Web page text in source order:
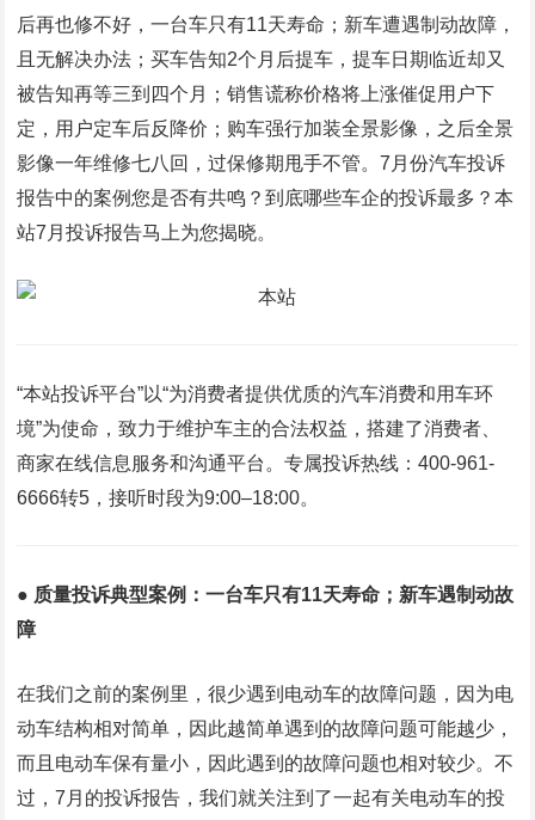
后再也修不好，一台车只有11天寿命；新车遭遇制动故障，
且无解决办法；买车告知2个月后提车，提车日期临近却又
被告知再等三到四个月；销售谎称价格将上涨催促用户下
定，用户定车后反降价；购车强行加装全景影像，之后全景
影像一年维修七八回，过保修期甩手不管。7月份汽车投诉
报告中的案例您是否有共鸣？到底哪些车企的投诉最多？本
站7月投诉报告马上为您揭晓。
“本站投诉平台”以“为消费者提供优质的汽车消费和用车环
境”为使命，致力于维护车主的合法权益，搭建了消费者、
商家在线信息服务和沟通平台。专属投诉热线：400-961-
6666转5，接听时段为9:00–18:00。
● 质量投诉典型案例：一台车只有11天寿命；新车遇制动故
障
在我们之前的案例里，很少遇到电动车的故障问题，因为电
动车结构相对简单，因此越简单遇到的故障问题可能越少，
而且电动车保有量小，因此遇到的故障问题也相对较少。不
过，7月的投诉报告，我们就关注到了一起有关电动车的投